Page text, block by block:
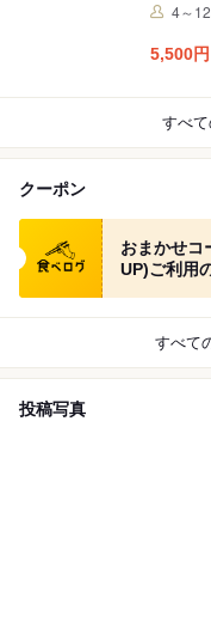
4～
5,500円
すべて
クーポン
食べログ クー
おまかせ
UP)ご利用
すべて
投稿写真